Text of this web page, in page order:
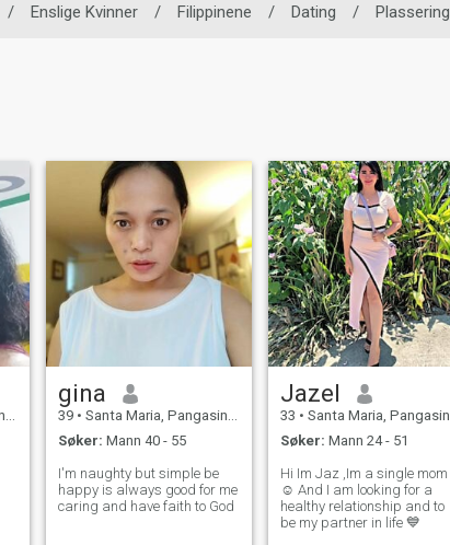
/ Enslige Kvinner / Filippinene / Dating / Plassering
gina
39 • Santa Maria, Pangasinan, Filippinene
Søker: Mann 40 - 55
I'm naughty but simple be
happy is always good for me
caring and have faith to God
Jazel
33 • Santa Maria, Pangasinan, Filippinene
Søker: Mann 24 - 51
Hi Im Jaz ,Im a single mom
☺️ And I am looking for a
healthy relationship and to
be my partner in life 💙